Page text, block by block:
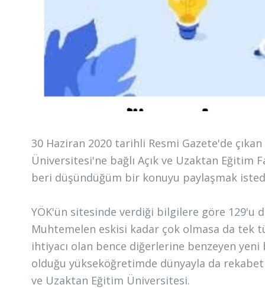
30 Haziran 2020 tarihli Resmi Gazete'de
Üniversitesi'ne bağlı Açık ve Uzaktan
beri düşündüğüm bir konuyu paylaşmak
YÖK'ün sitesinde verdiği bilgilere göre 129'u
Muhtemelen eskisi kadar çok olmasa da tek
ihtiyacı olan bence diğerlerine benzeyen
olduğu yükseköğretimde dünyayla da
ve Uzaktan Eğitim Üniversitesi.